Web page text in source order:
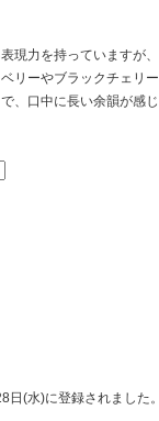
現力を持っていますが
リーやブラックチェリ
、口中に長い余韻が感
(水)に登録されました。